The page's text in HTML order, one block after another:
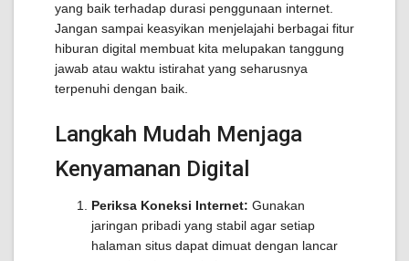
yang baik terhadap durasi penggunaan internet.
Jangan sampai keasyikan menjelajahi berbagai fitur
hiburan digital membuat kita melupakan tanggung
jawab atau waktu istirahat yang seharusnya
terpenuhi dengan baik.
Langkah Mudah Menjaga
Kenyamanan Digital
Periksa Koneksi Internet: Gunakan
jaringan pribadi yang stabil agar setiap
halaman situs dapat dimuat dengan lancar